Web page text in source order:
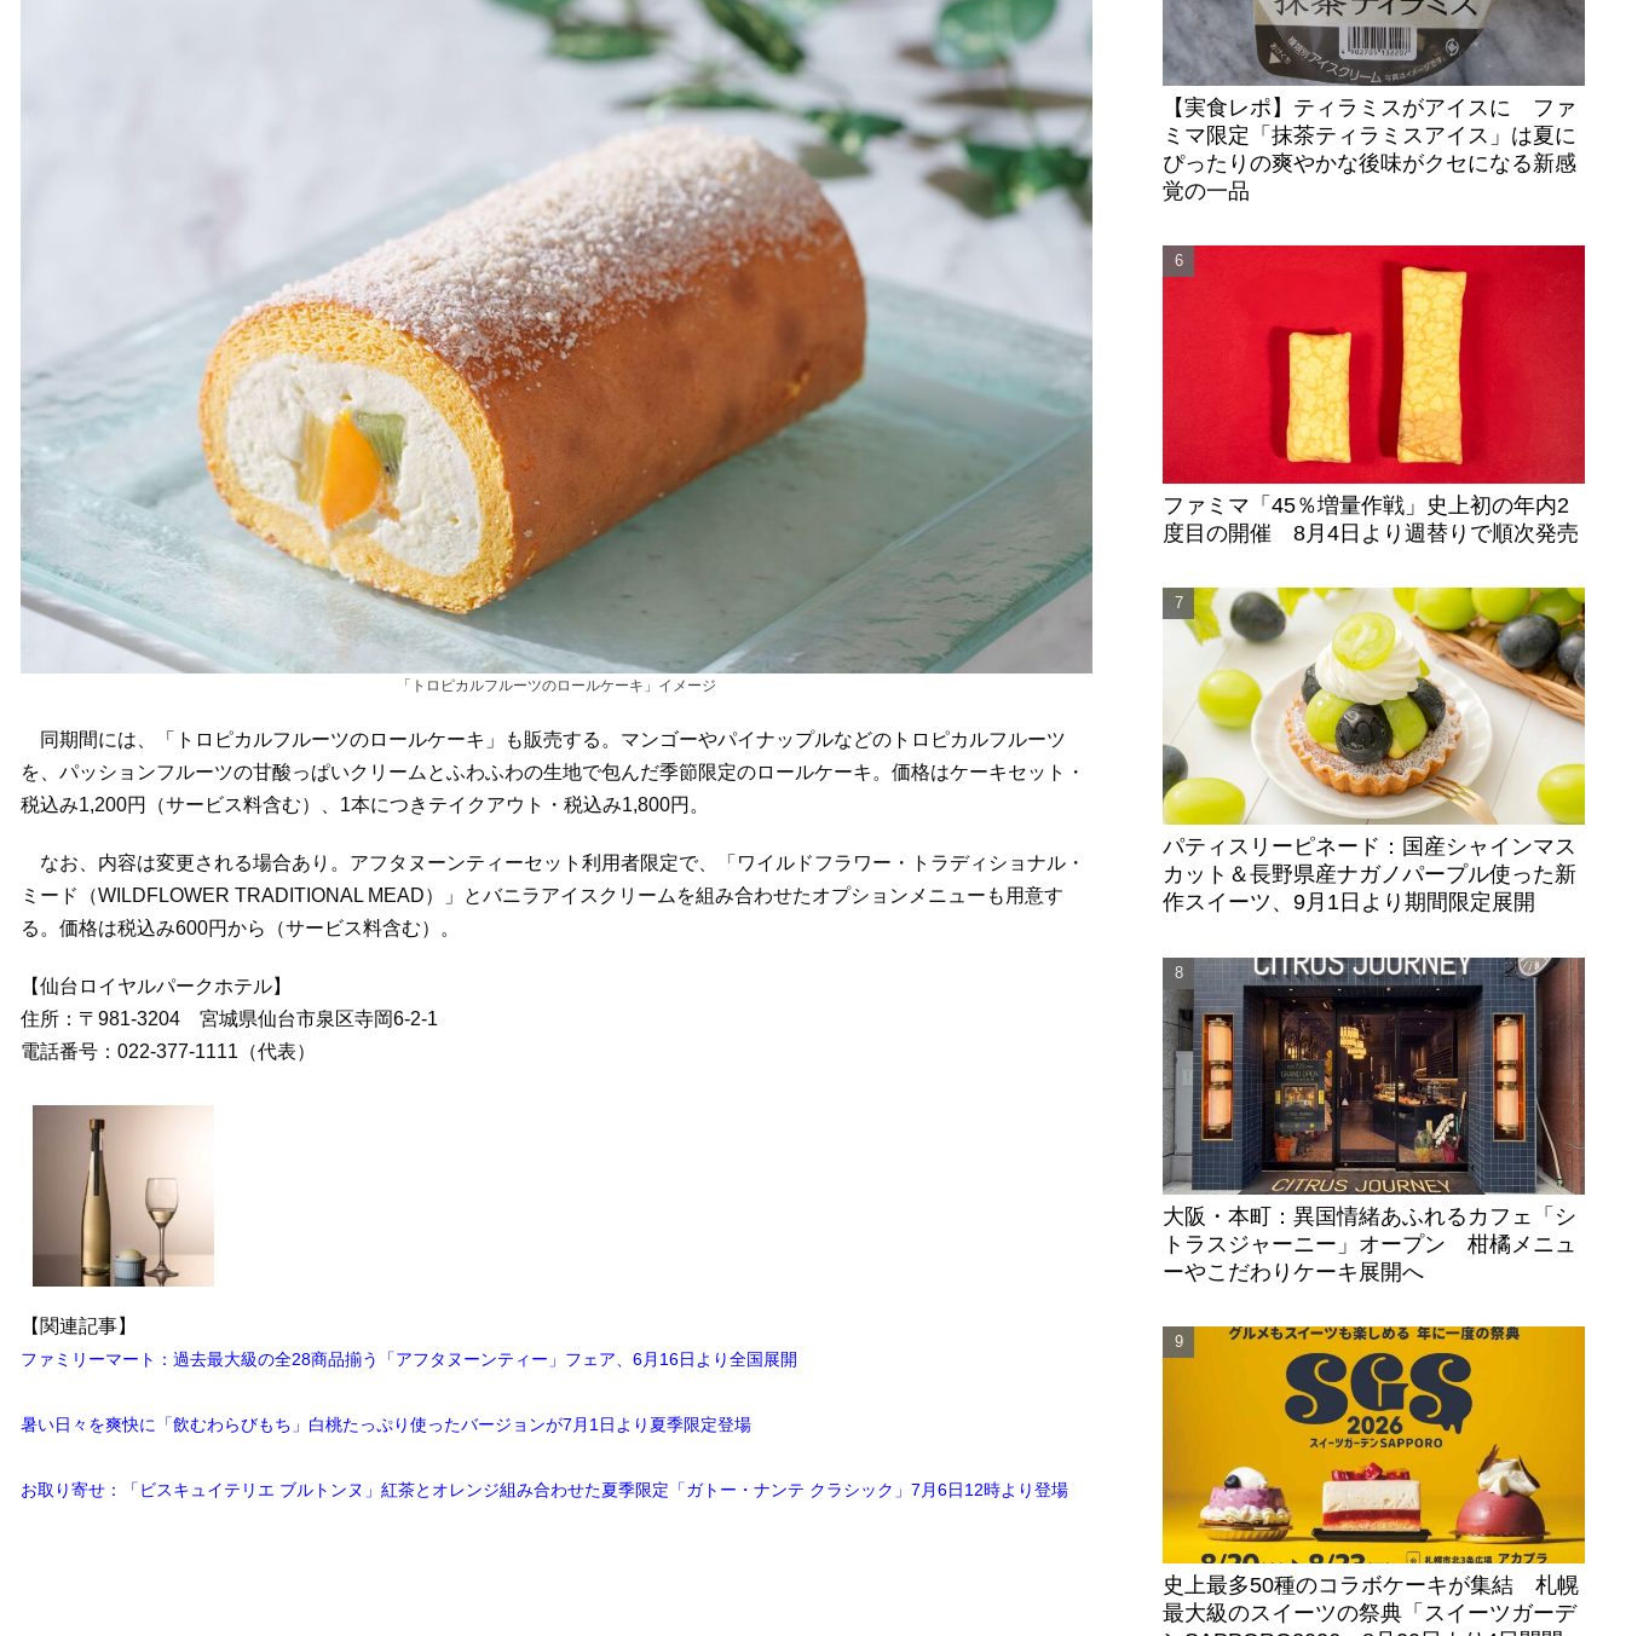
「トロピカルフルーツのロールケーキ」イメージ
同期間には、「トロピカルフルーツのロールケーキ」も販売する。マンゴーやパイナップルなどのトロピカルフルーツ
を、パッションフルーツの甘酸っぱいクリームとふわふわの生地で包んだ季節限定のロールケーキ。価格はケーキセット・
税込み1,200円（サービス料含む）、1本につきテイクアウト・税込み1,800円。
なお、内容は変更される場合あり。アフタヌーンティーセット利用者限定で、「ワイルドフラワー・トラディショナル・
ミード（WILDFLOWER TRADITIONAL MEAD）」とバニラアイスクリームを組み合わせたオプションメニューも用意す
る。価格は税込み600円から（サービス料含む）。
【仙台ロイヤルパークホテル】
住所：〒981-3204 宮城県仙台市泉区寺岡6-2-1
電話番号：022-377-1111（代表）
【関連記事】
ファミリーマート：過去最大級の全28商品揃う「アフタヌーンティー」フェア、6月16日より全国展開
暑い日々を爽快に「飲むわらびもち」白桃たっぷり使ったバージョンが7月1日より夏季限定登場
お取り寄せ：「ビスキュイテリエ ブルトンヌ」紅茶とオレンジ組み合わせた夏季限定「ガトー・ナンテ クラシック」7月6日12時より登場
【実食レポ】ティラミスがアイスに ファ
ミマ限定「抹茶ティラミスアイス」は夏に
ぴったりの爽やかな後味がクセになる新感
覚の一品
ファミマ「45％増量作戦」史上初の年内2
度目の開催 8月4日より週替りで順次発売
パティスリーピネード：国産シャインマス
カット＆長野県産ナガノパープル使った新
作スイーツ、9月1日より期間限定展開
大阪・本町：異国情緒あふれるカフェ「シ
トラスジャーニー」オープン 柑橘メニュ
ーやこだわりケーキ展開へ
史上最多50種のコラボケーキが集結 札幌
最大級のスイーツの祭典「スイーツガーデ